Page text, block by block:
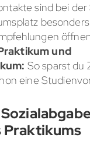
sind bei
und
So sparst du
eine
Praktikums